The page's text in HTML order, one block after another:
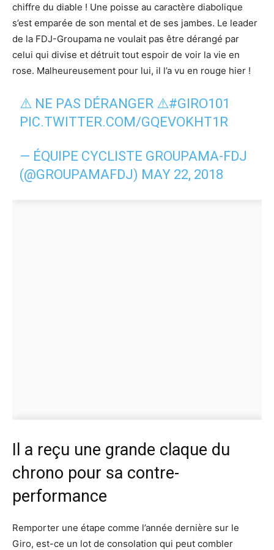
chiffre du diable ! Une poisse au caractère diabolique
s’est emparée de son mental et de ses jambes. Le leader
de la FDJ-Groupama ne voulait pas être dérangé par
celui qui divise et détruit tout espoir de voir la vie en
rose. Malheureusement pour lui, il l’a vu en rouge hier !
⚠️ NE PAS DÉRANGER ⚠️#GIRO101
PIC.TWITTER.COM/GQEVOKHT1R
— ÉQUIPE CYCLISTE GROUPAMA-FDJ
(@GROUPAMAFDJ) MAY 22, 2018
Il a reçu une grande claque du
chrono pour sa contre-
performance
Remporter une étape comme l’année dernière sur le
Giro, est-ce un lot de consolation qui peut combler